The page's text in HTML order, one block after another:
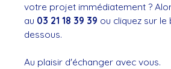
votre projet immédiatement ?
au 03 21 18 39 39 ou cliquez sur
dessous.
Au plaisir d'échanger avec vous.